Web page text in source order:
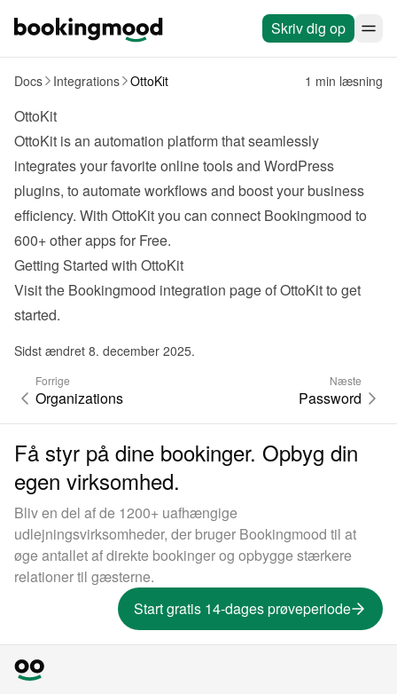
Skriv dig op
Docs Integrations OttoKit 1 min læsning
OttoKit
OttoKit is an automation platform that seamlessly
integrates your favorite online tools and WordPress
plugins, to automate workflows and boost your business
efficiency. With OttoKit you can connect Bookingmood to
600+ other apps for Free.
Getting Started with OttoKit
Visit the Bookingmood integration page of OttoKit to get
started.
Sidst ændret 8. december 2025.
Forrige
Organizations
Næste
Password
Få styr på dine bookinger. Opbyg din
egen virksomhed.
Bliv en del af de 1200+ uafhængige
udlejningsvirksomheder, der bruger Bookingmood til at
øge antallet af direkte bookinger og opbygge stærkere
relationer til gæsterne.
Start gratis 14-dages prøveperiode